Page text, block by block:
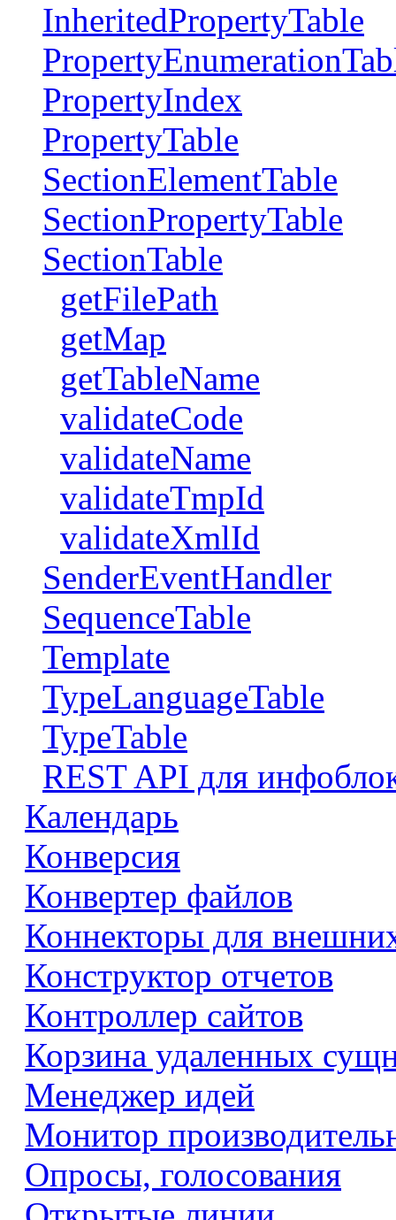
InheritedPropertyTable
PropertyIndex
PropertyTable
SectionElementTable
SectionPropertyTable
SectionTable
getFilePath
getMap
getTableName
validateCode
validateName
validateTmpId
validateXmlId
SenderEventHandler
SequenceTable
Template
TypeLanguageTable
TypeTable
REST API для
Календарь
Конверсия
Конвертер файлов
Коннекторы для
Конструктор отчетов
Контроллер сайтов
Корзина удаленных
Менеджер идей
Монитор
Опросы, голосования